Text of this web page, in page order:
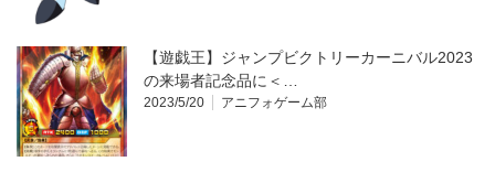
【遊戯王】ジャンプビクトリーカーニバル2023
の来場者記念品に＜…
2023/5/20 アニフォゲーム部